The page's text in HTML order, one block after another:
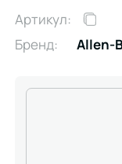
Артикул:
Бренд:
Allen-